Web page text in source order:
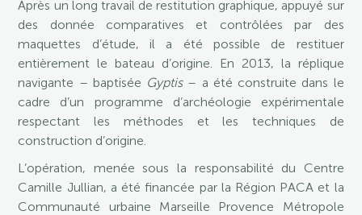
Après un long travail de restitution graphique, appuyé sur
des donnée comparatives et contrôlées par des
maquettes d’étude, il a été possible de restituer
entièrement le bateau d’origine. En 2013, la réplique
navigante – baptisée Gyptis – a été construite dans le
cadre d’un programme d’archéologie expérimentale
respectant les méthodes et les techniques de
construction d’origine.
L’opération, menée sous la responsabilité du Centre
Camille Jullian, a été financée par la Région PACA et la
Communauté urbaine Marseille Provence Métropole